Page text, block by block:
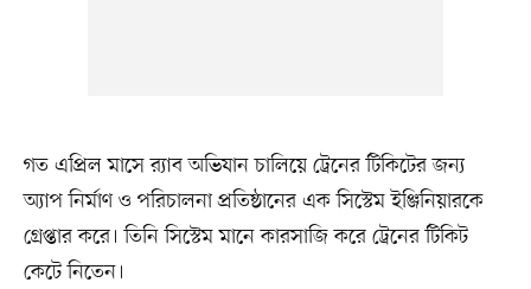
গত এপ্রিল মাসে র‍্যাব অভিযান চালিয়ে ট্রেনের টিকিটের জন্য
অ্যাপ নির্মাণ ও পরিচালনা প্রতিষ্ঠানের এক সিস্টেম ইঞ্জিনিয়ারকে
গ্রেপ্তার করে। তিনি সিস্টেম মানে কারসাজি করে ট্রেনের টিকিট
কেটে নিতেন।